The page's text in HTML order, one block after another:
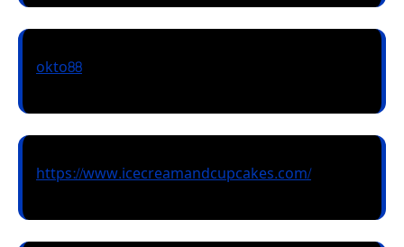
okto88
https://www.icecreamandcupcakes.com/